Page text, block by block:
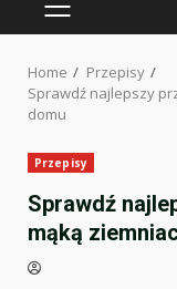
PRIMARY
Home
Przepisy
Sprawdź najlepszy
domu
Przepisy
Sprawdź
mąką